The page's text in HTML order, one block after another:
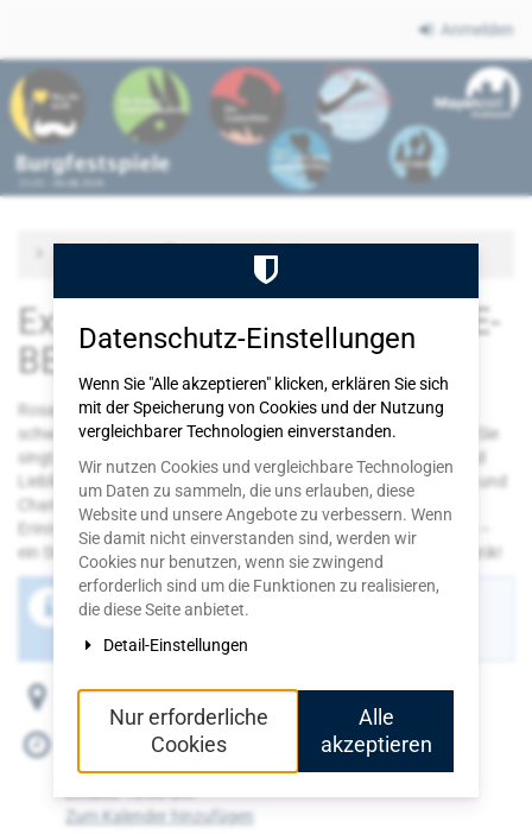
Inhalt
springen
Anmelden
Burgfestspiele
Mayen
Zu anderem Termin wechseln
Exxtra - DIE ROSALY OBERSTE-
BEULMANN SHOW
Rosaly Oberste-Beulmann ist zurück – mit einer neuen,
schwungvollen Revue voller Witz, Gefühl und Überraschungen. Sie
singt, plaudert und feiert mit ihren Gästen über Liebe, Leben und
Lieblingslieder. Zwischen Nostalgie und Lebensfreude, Charme und
Chanson entfaltet sich ein Abend, der Herzen öffnet und
Erinnerungen weckt. Musikalisch, humorvoll und unvergesslich –
ein Stück Glück auf der Bühne. Alles ist möglich – außer Akrobatik!
Der Buchungszeitraum für diese Veranstaltung ist
Burgfrieden 8, 56727 Mayen
Di, 23. Juni 2026
Beginn:19:00Uhr
Zum Kalender hinzufügen
Datenschutz-Einstellungen
Wenn Sie "Alle akzeptieren" klicken, erklären Sie sich
mit der Speicherung von Cookies und der Nutzung
vergleichbarer Technologien einverstanden.
Wir nutzen Cookies und vergleichbare Technologien
um Daten zu sammeln, die uns erlauben, diese
Website und unsere Angebote zu verbessern. Wenn
Sie damit nicht einverstanden sind, werden wir
Cookies nur benutzen, wenn sie zwingend
erforderlich sind um die Funktionen zu realisieren,
die diese Seite anbietet.
Detail-Einstellungen
Nur erforderliche
Cookies
Alle
akzeptieren